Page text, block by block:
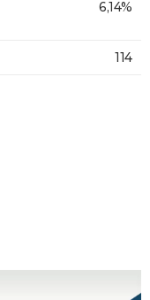
6,14%
114